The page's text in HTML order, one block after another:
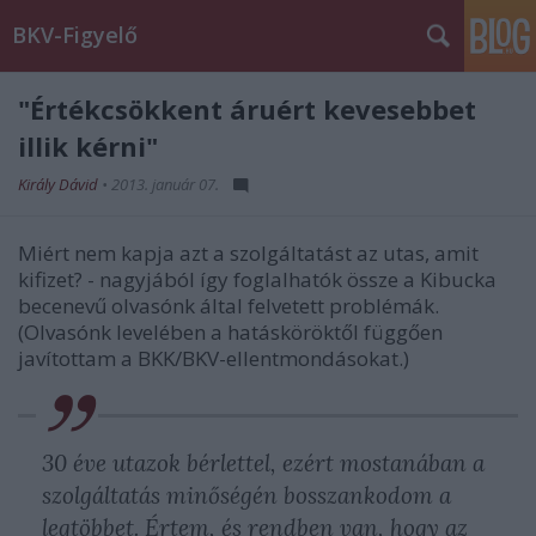
BKV-Figyelő
"Értékcsökkent áruért kevesebbet
illik kérni"
Király Dávid • 2013. január 07.
Miért nem kapja azt a szolgáltatást az utas, amit
kifizet? - nagyjából így foglalhatók össze a Kibucka
becenevű olvasónk által felvetett problémák.
(Olvasónk levelében a hatásköröktől függően
javítottam a BKK/BKV-ellentmondásokat.)
30 éve utazok bérlettel, ezért mostanában a
szolgáltatás minőségén bosszankodom a
legtöbbet. Értem, és rendben van, hogy az